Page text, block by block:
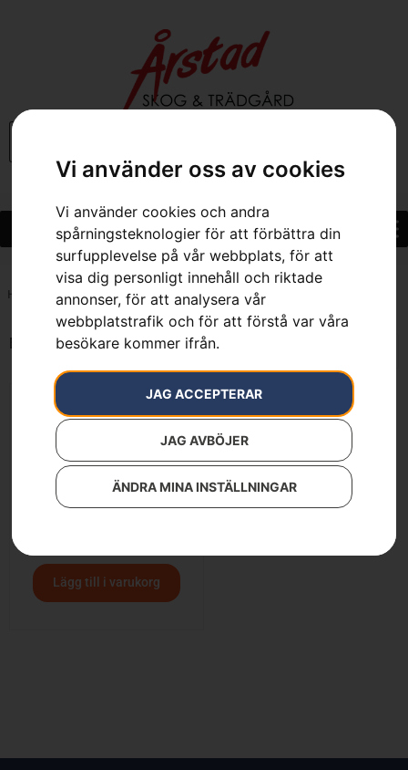
Vi använder oss av cookies
Vi använder cookies och andra
spårningsteknologier för att förbättra din
surfupplevelse på vår webbplats, för att
visa dig personligt innehåll och riktade
annonser, för att analysera vår
webbplatstrafik och för att förstå var våra
besökare kommer ifrån.
JAG ACCEPTERAR
JAG AVBÖJER
ÄNDRA MINA INSTÄLLNINGAR
Hem 7392930675490
Endast ett sökresultat
Lägg till i varukorg